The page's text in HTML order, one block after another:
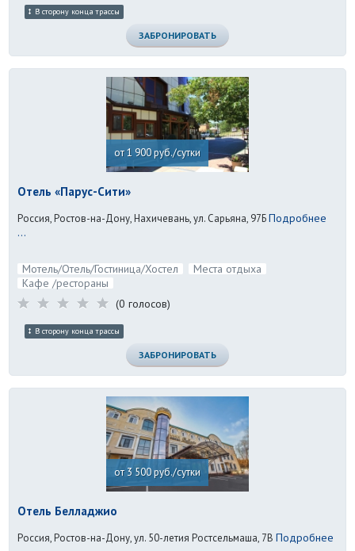
В сторону конца трассы
ЗАБРОНИРОВАТЬ
от 1 900 руб./сутки
Отель «Парус-Сити»
Россия, Ростов-на-Дону, Нахичевань, ул. Сарьяна, 97БПодробнее
...
Мотель/Отель/Гостиница/Хостел
Места отдыха
Кафе /рестораны
(0 голосов)
В сторону конца трассы
ЗАБРОНИРОВАТЬ
от 3 500 руб./сутки
Отель Белладжио
Россия, Ростов-на-Дону, ул. 50-летия Ростсельмаша, 7В Подробнее